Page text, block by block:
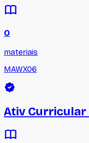
0
materiais
MAWX06
Ativ Curricular